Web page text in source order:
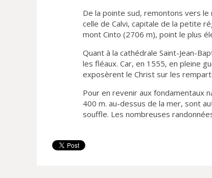
De la pointe sud, remontons vers
celle de Calvi, capitale de la petite
mont Cinto (2706 m), point le plus
Quant à la cathédrale Saint-Jean-
les fléaux. Car, en 1555, en pleine
exposèrent le Christ sur les
Pour en revenir aux fondamentaux
400 m. au-dessus de la mer, sont
souffle. Les nombreuses